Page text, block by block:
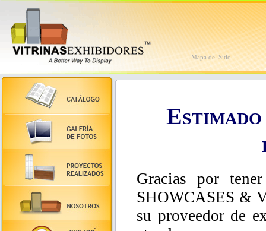
Mapa del Sitio
Gracias por
SHOWCASES &
su proveedor de